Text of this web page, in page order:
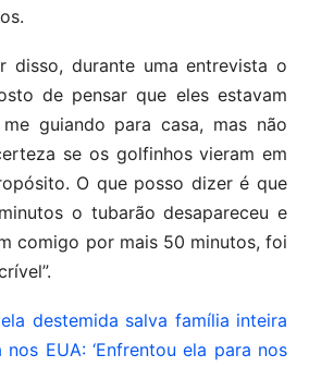
disso, durante uma entrevista o
de pensar que eles estavam
guiando para casa, mas não
se os golfinhos vieram em
O que posso dizer é que
o tubarão desapareceu e
comigo por mais 50 minutos, foi
destemida salva família inteira
EUA: ‘Enfrentou ela para nos